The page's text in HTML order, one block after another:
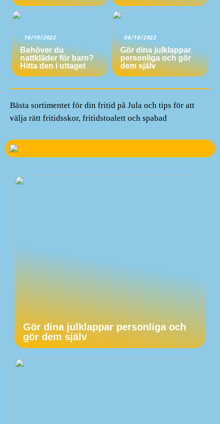
16/10/2022
Behöver du
nattkläder för barn?
Hitta den i uttaget
08/10/2022
Gör dina julklappar
personliga och gör
dem själv
Bästa sortimentet för din fritid på Jula och tips för att
välja rätt fritidsskor, fritidstoalett och spabad
Gör dina julklappar personliga och
gör dem själv